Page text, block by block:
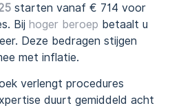
starten vanaf € 714 voor
Bij hoger beroep betaalt u
Deze bedragen stijgen
met inflatie.
verlengt procedures
duurt gemiddeld acht